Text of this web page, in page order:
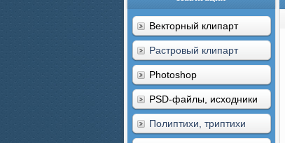
Векторный клипарт
Растровый клипарт
Photoshop
PSD-файлы, исходники
Полиптихи, триптихи